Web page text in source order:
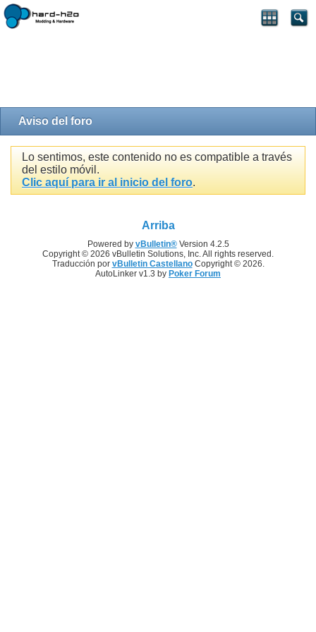
Aviso del foro
Lo sentimos, este contenido no es compatible a través
del estilo móvil.
Clic aquí para ir al inicio del foro.
Arriba
Powered by vBulletin®Version 4.2.5
Copyright © 2026 vBulletin Solutions, Inc. All rights reserved.
Traducción por vBulletin CastellanoCopyright © 2026.
AutoLinker v1.3 by Poker Forum